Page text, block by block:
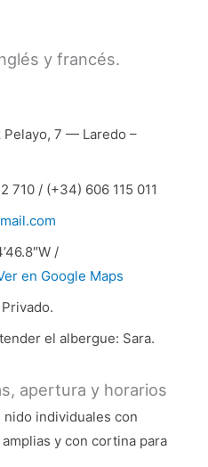
y francés.
Pelayo, 7 — Laredo –
710 / (+34) 606 115 011
/
en Google Maps
el albergue: Sara.
apertura y horarios
nido individuales con
y con cortina para